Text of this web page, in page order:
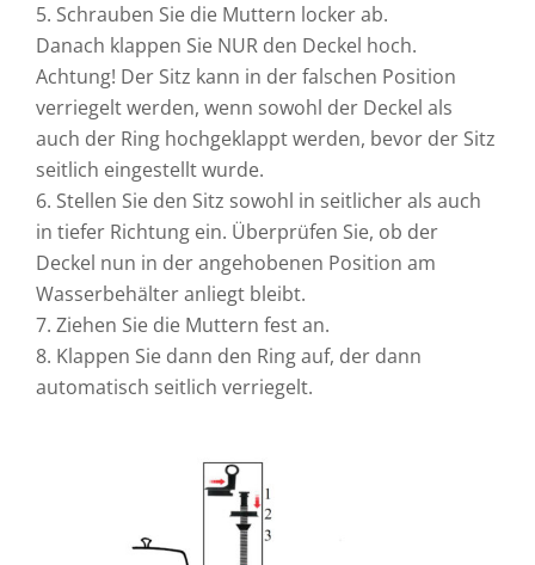
5. Schrauben Sie die Muttern locker ab.
Danach klappen Sie NUR den Deckel hoch.
Achtung! Der Sitz kann in der falschen Position
verriegelt werden, wenn sowohl der Deckel als
auch der Ring hochgeklappt werden, bevor der Sitz
seitlich eingestellt wurde.
6. Stellen Sie den Sitz sowohl in seitlicher als auch
in tiefer Richtung ein. Überprüfen Sie, ob der
Deckel nun in der angehobenen Position am
Wasserbehälter anliegt bleibt.
7. Ziehen Sie die Muttern fest an.
8. Klappen Sie dann den Ring auf, der dann
automatisch seitlich verriegelt.